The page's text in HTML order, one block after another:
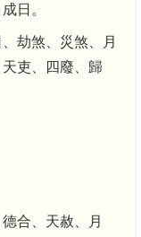
日。
劫煞、災煞、月
吏、四廢、歸
合、天赦、月